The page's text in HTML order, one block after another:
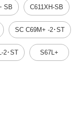
SB C611XH-SB
SC C69M+ -2･ST
2･ST S67L+